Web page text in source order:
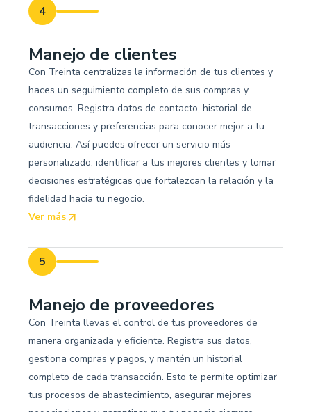
4
Manejo de clientes
Con Treinta centralizas la información de tus clientes y
haces un seguimiento completo de sus compras y
consumos. Registra datos de contacto, historial de
transacciones y preferencias para conocer mejor a tu
audiencia. Así puedes ofrecer un servicio más
personalizado, identificar a tus mejores clientes y tomar
decisiones estratégicas que fortalezcan la relación y la
fidelidad hacia tu negocio.
Ver más
5
Manejo de proveedores
Con Treinta llevas el control de tus proveedores de
manera organizada y eficiente. Registra sus datos,
gestiona compras y pagos, y mantén un historial
completo de cada transacción. Esto te permite optimizar
tus procesos de abastecimiento, asegurar mejores